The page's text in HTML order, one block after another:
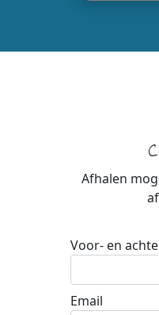
Afhalen
Voor- en
Email